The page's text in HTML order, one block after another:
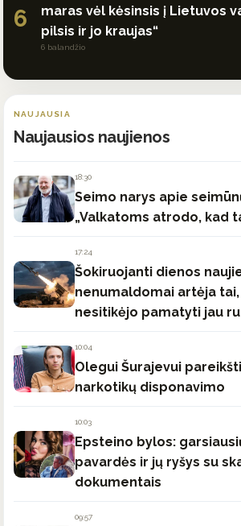
6
maras vėl kėsinsis į Lietuvos
pilsis ir jo kraujas“
6 balandžio
NAUJAUSIA
Naujausios naujienos
18:30
Seimo narys apie
„Valkatoms atrodo, kad
17:24
Šokiruojanti dienos
nenumaldomai artėja
nesitikėjo pamatyti jau
10:04
Olegui Šurajevui
narkotikų disponavimo
10:03
Epsteino bylos:
pavardės ir jų ryšys su
dokumentais
09:57